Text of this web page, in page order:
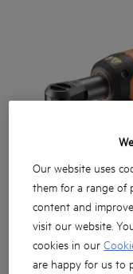
Our website uses
them for a range of
content and
visit our website.
cookies in our
are happy for us to